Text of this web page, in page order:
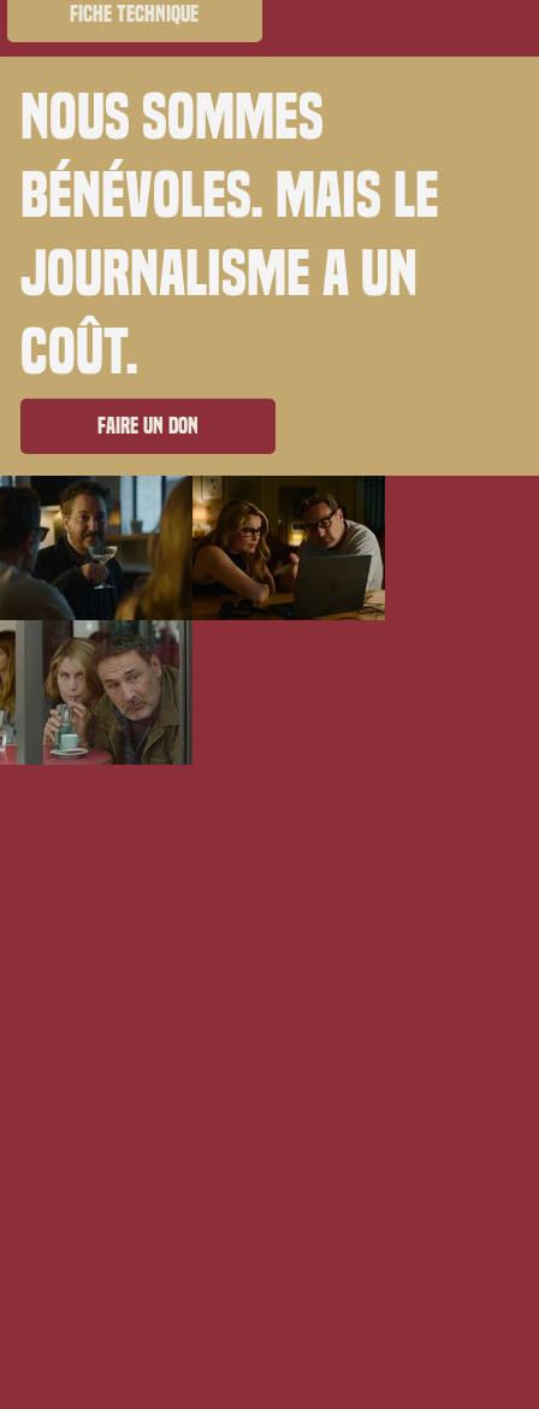
Fiche technique
Nous sommes
bénévoles. Mais le
journalisme a un
coût.
Faire un don